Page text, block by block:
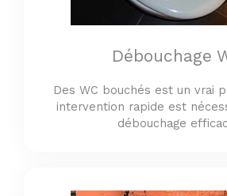
Débouchage
Des WC bouchés est un vrai
intervention rapide est
débouchage